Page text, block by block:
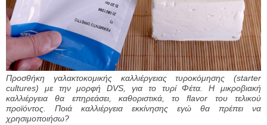
Προσθήκη γαλακτοκομικής καλλιέργειας τυροκόμησης (starter
cultures) με την μορφή DVS, για το τυρί Φέτα. Η μικροβιακή
καλλιέργεια θα επηρεάσει, καθοριστικά, το flavor του τελικού
προϊόντος. Ποιά καλλιέργεια εκκίνησης εγώ θα πρέπει να
χρησιμοποιήσω?